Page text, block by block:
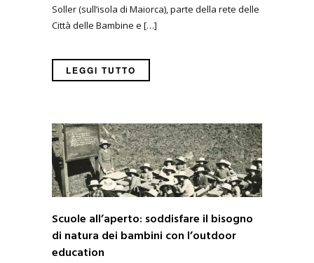
Soller (sull’isola di Maiorca), parte della rete delle
Città delle Bambine e […]
LEGGI TUTTO
Scuole all’aperto: soddisfare il bisogno
di natura dei bambini con l’outdoor
education